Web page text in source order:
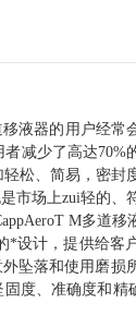
液器的用户经常
者减少了高达70%
松、简易，密封
市场上zui轻的、
M多道移
*设计，提供给客
坠落和使用磨损
固度、准确度和精